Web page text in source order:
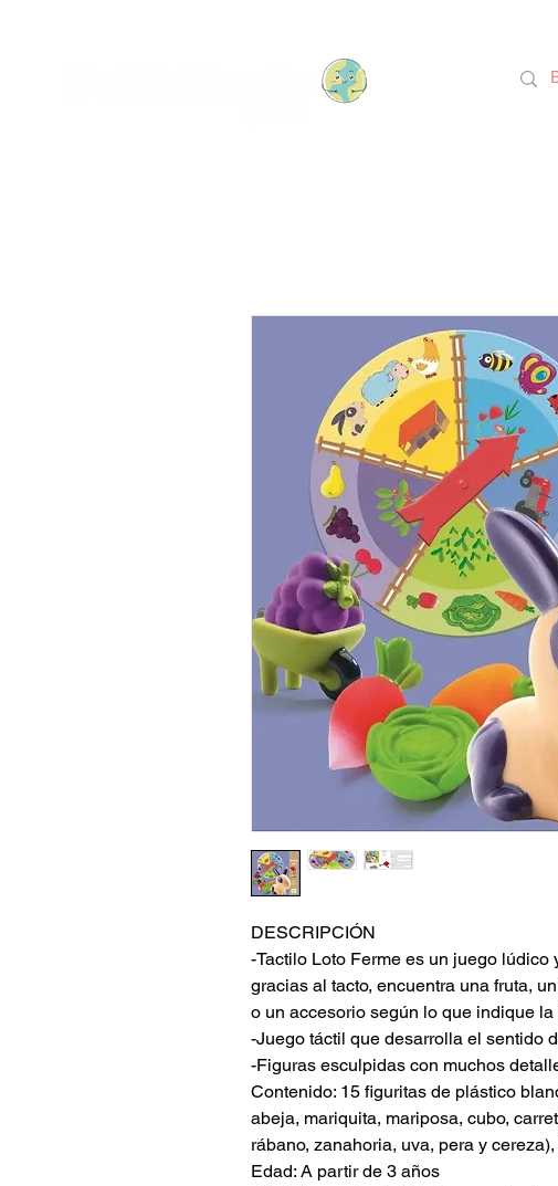
DESCRIPCIÓN
-Tactilo Loto Ferme es un juego lúdico
gracias al tacto, encuentra una fruta,
o un accesorio según lo que indique la
-Juego táctil que desarrolla el sentido
-Figuras esculpidas con muchos
Contenido: 15 figuritas de plástico
abeja, mariquita, mariposa, cubo,
rábano, zanahoria, uva, pera y
Edad: A partir de 3 años